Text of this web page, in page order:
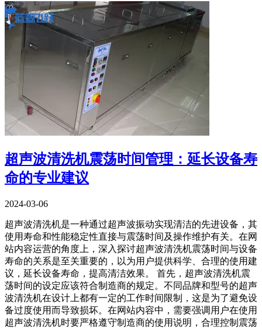
超声波清洗机震荡时间管理：延长设备寿
命的专业建议
2024-03-06
超声波清洗机是一种通过超声波振动实现清洁的先进设备，其
使用寿命和性能稳定性直接与震荡时间及操作维护有关。在网
站内容运营的角度上，深入探讨超声波清洗机震荡时间与设备
寿命的关系是至关重要的，以为用户提供科学、合理的使用建
议，延长设备寿命，提高清洁效果。 首先，超声波清洗机震
荡时间的设定应该符合制造商的规定。不同品牌和型号的超声
波清洗机在设计上都有一定的工作时间限制，这是为了避免设
备过度使用而导致损坏。在网站内容中，需要强调用户在使用
超声波清洗机时要严格遵守制造商的使用说明，合理控制震荡